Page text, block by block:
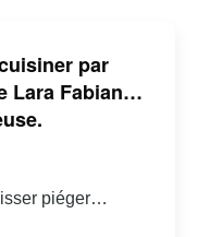
par
Lara Fabian…
piéger…